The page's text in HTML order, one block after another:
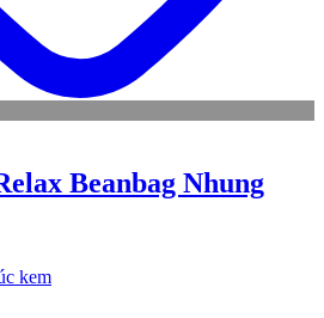
Beanbag Nhung